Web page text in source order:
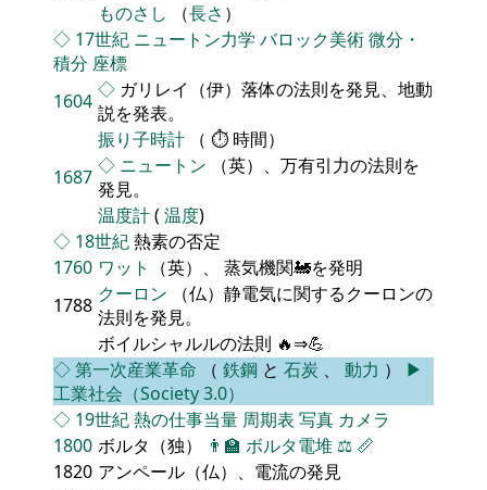
ものさし （長さ ）
◇ 17世紀 ニュートン力学 バロック美術微分・
積分 座標
1604 ◇ ガリレイ（伊）落体の法則を発見、地動
説を発表。
振り子時計 （ ⏱ 時間）
1687 ◇ ニュートン （英）、万有引力の法則を
発見。
温度計( 温度)
◇ 18世紀熱素の否定
1760 ワット
（英）、 蒸気機関🚂を発明
1788 クーロン （仏）静電気に関するクーロンの
法則を発見。
ボイルシャルルの法則 🔥⇒💪
◇第一次産業革命 （ 鉄鋼 と 石炭 、 動力 ） ▶
工業社会（Society 3.0）
◇ 19世紀熱の仕事当量 周期表 写真 カメラ
1800 ボルタ（独） 👨‍🏫 ボルタ電堆 ⚖️ 📏
1820 アンペール（仏）、電流の発見